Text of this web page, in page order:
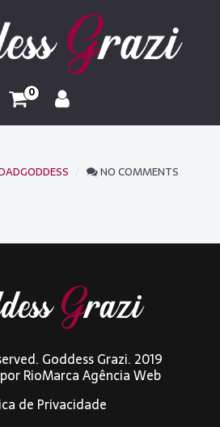
0
NO COMMENTS
Goddess Grazi. 2019
RioMarca Agência Web
de Privacidade